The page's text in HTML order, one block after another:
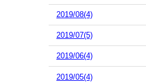
2019/08(4)
2019/07(5)
2019/06(4)
2019/05(4)